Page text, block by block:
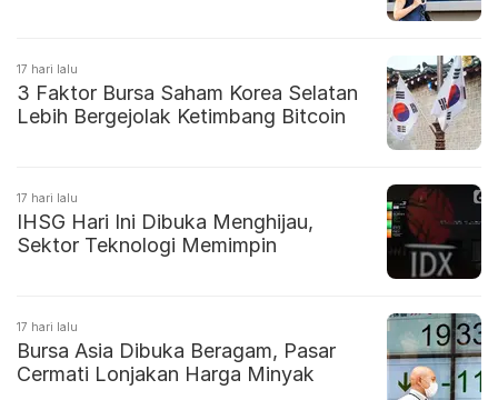
17 hari lalu
3 Faktor Bursa Saham Korea Selatan
Lebih Bergejolak Ketimbang Bitcoin
17 hari lalu
IHSG Hari Ini Dibuka Menghijau,
Sektor Teknologi Memimpin
17 hari lalu
Bursa Asia Dibuka Beragam, Pasar
Cermati Lonjakan Harga Minyak